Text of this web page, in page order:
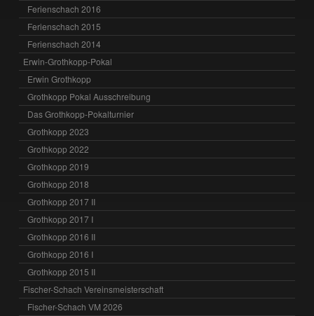
Ferienschach 2016
Ferienschach 2015
Ferienschach 2014
Erwin-Grothkopp-Pokal
Erwin Grothkopp
Grothkopp Pokal Ausschreibung
Das Grothkopp-Pokalturnier
Grothkopp 2023
Grothkopp 2022
Grothkopp 2019
Grothkopp 2018
Grothkopp 2017 II
Grothkopp 2017 I
Grothkopp 2016 II
Grothkopp 2016 I
Grothkopp 2015 II
Fischer-Schach Vereinsmeisterschaft
Fischer-Schach VM 2026